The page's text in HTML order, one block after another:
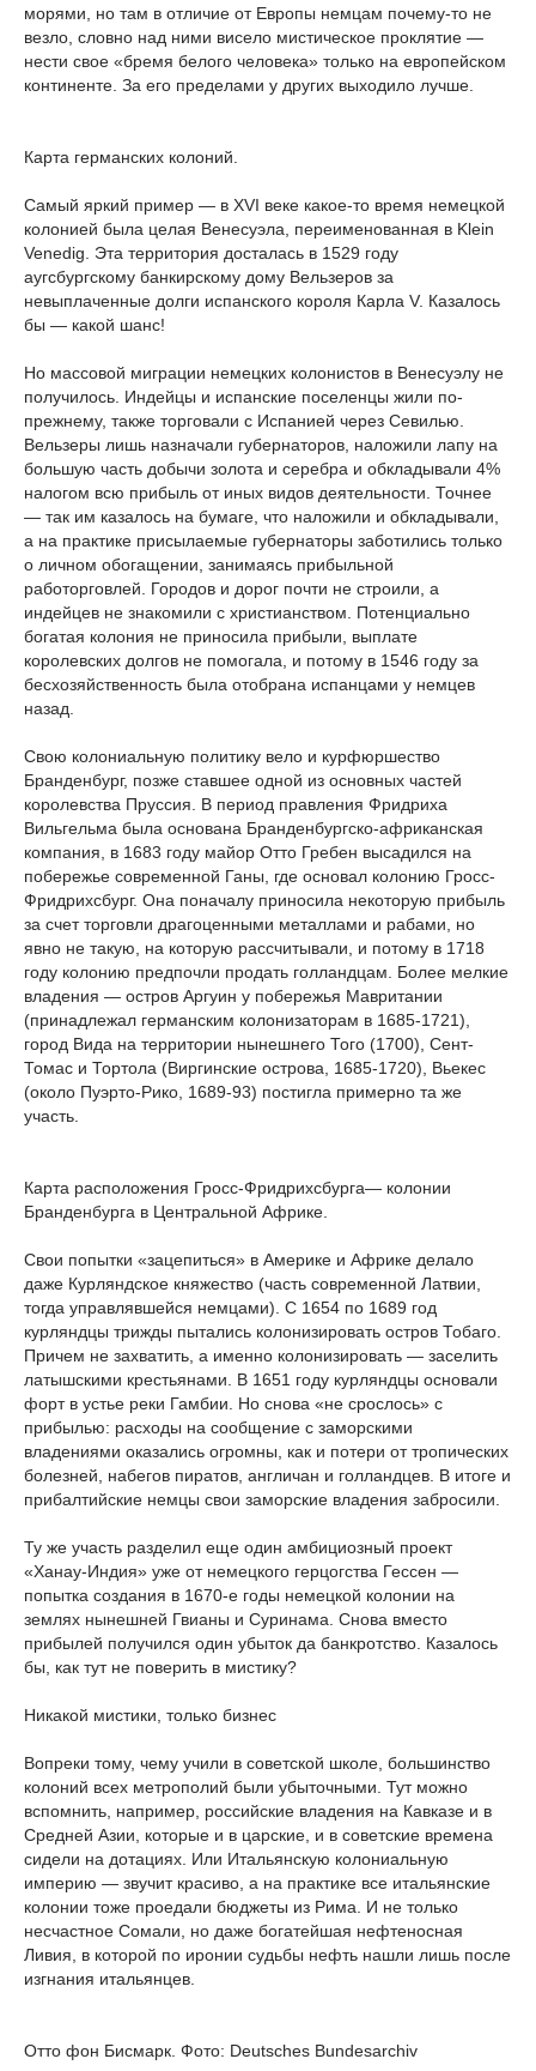
морями, но там в отличие от Европы немцам почему-то не
везло, словно над ними висело мистическое проклятие —
нести свое «бремя белого человека» только на европейском
континенте. За его пределами у других выходило лучше.
Карта германских колоний.
Самый яркий пример — в XVI веке какое-то время немецкой
колонией была целая Венесуэла, переименованная в Klein
Venedig. Эта территория досталась в 1529 году
аугсбургскому банкирскому дому Вельзеров за
невыплаченные долги испанского короля Карла V. Казалось
бы — какой шанс!
Но массовой миграции немецких колонистов в Венесуэлу не
получилось. Индейцы и испанские поселенцы жили по-
прежнему, также торговали с Испанией через Севилью.
Вельзеры лишь назначали губернаторов, наложили лапу на
большую часть добычи золота и серебра и обкладывали 4%
налогом всю прибыль от иных видов деятельности. Точнее
— так им казалось на бумаге, что наложили и обкладывали,
а на практике присылаемые губернаторы заботились только
о личном обогащении, занимаясь прибыльной
работорговлей. Городов и дорог почти не строили, а
индейцев не знакомили с христианством. Потенциально
богатая колония не приносила прибыли, выплате
королевских долгов не помогала, и потому в 1546 году за
бесхозяйственность была отобрана испанцами у немцев
назад.
Свою колониальную политику вело и курфюршество
Бранденбург, позже ставшее одной из основных частей
королевства Пруссия. В период правления Фридриха
Вильгельма была основана Бранденбургско-африканская
компания, в 1683 году майор Отто Гребен высадился на
побережье современной Ганы, где основал колонию Гросс-
Фридрихсбург. Она поначалу приносила некоторую прибыль
за счет торговли драгоценными металлами и рабами, но
явно не такую, на которую рассчитывали, и потому в 1718
году колонию предпочли продать голландцам. Более мелкие
владения — остров Аргуин у побережья Мавритании
(принадлежал германским колонизаторам в 1685-1721),
город Вида на территории нынешнего Того (1700), Сент-
Томас и Тортола (Виргинские острова, 1685-1720), Вьекес
(около Пуэрто-Рико, 1689-93) постигла примерно та же
участь.
Карта расположения Гросс-Фридрихсбурга— колонии
Бранденбурга в Центральной Африке.
Свои попытки «зацепиться» в Америке и Африке делало
даже Курляндское княжество (часть современной Латвии,
тогда управлявшейся немцами). С 1654 по 1689 год
курляндцы трижды пытались колонизировать остров Тобаго.
Причем не захватить, а именно колонизировать — заселить
латышскими крестьянами. В 1651 году курляндцы основали
форт в устье реки Гамбии. Но снова «не срослось» с
прибылью: расходы на сообщение с заморскими
владениями оказались огромны, как и потери от тропических
болезней, набегов пиратов, англичан и голландцев. В итоге и
прибалтийские немцы свои заморские владения забросили.
Ту же участь разделил еще один амбициозный проект
«Ханау-Индия» уже от немецкого герцогства Гессен —
попытка создания в 1670-е годы немецкой колонии на
землях нынешней Гвианы и Суринама. Снова вместо
прибылей получился один убыток да банкротство. Казалось
бы, как тут не поверить в мистику?
Никакой мистики, только бизнес
Вопреки тому, чему учили в советской школе, большинство
колоний всех метрополий были убыточными. Тут можно
вспомнить, например, российские владения на Кавказе и в
Средней Азии, которые и в царские, и в советские времена
сидели на дотациях. Или Итальянскую колониальную
империю — звучит красиво, а на практике все итальянские
колонии тоже проедали бюджеты из Рима. И не только
несчастное Сомали, но даже богатейшая нефтеносная
Ливия, в которой по иронии судьбы нефть нашли лишь после
изгнания итальянцев.
Отто фон Бисмарк. Фото: Deutsches Bundesarchiv